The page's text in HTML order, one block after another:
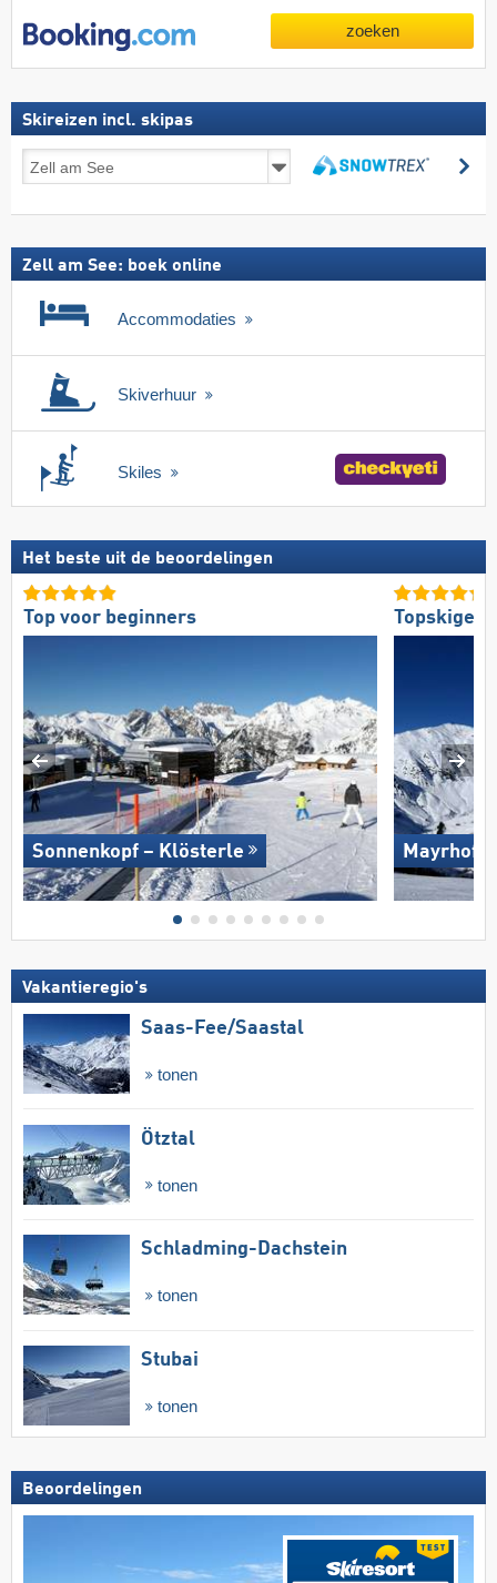
zoeken
Skireizen incl. skipas
incl.
Zell am See: boek online
Accommodaties
Skiverhuur
Skiles
Het beste uit de beoordelingen
Top voor beginners
Sonnenkopf – Klösterle
Vakantieregio's
Saas-Fee/​Saastal
tonen
Ötztal
tonen
Schladming-Dachstein
tonen
Stubai
tonen
Beoordelingen